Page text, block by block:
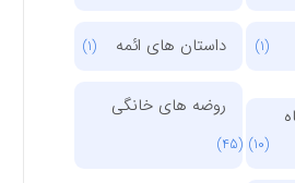
داستان های ائمه
روضه های خانگی
(45)